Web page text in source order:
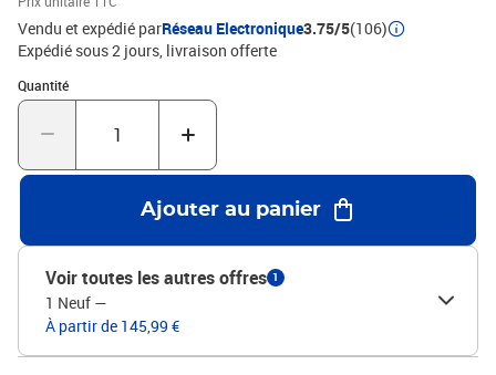
H)Largeur du siège : 34 cmProfondeur du siège : 43 cmHauteur du
siège à partir du sol : 44 cmHauteur des accoudoirs à partir du sol
: 64 cmL'assemblage est requisLa livraison contient :1 x table2 x
chaise
Vendu et expédié parRéseau Electronique3.75/5(106)
Expédié sous 2 jours livraison offerte
Quantité
Quantité : 1
Ajouter au panier
Voir toutes les autres offres 1
1 Neuf —
À partir de 145,99 €